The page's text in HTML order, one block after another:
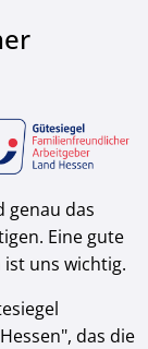
genau das
Eine gute
uns wichtig.
das die